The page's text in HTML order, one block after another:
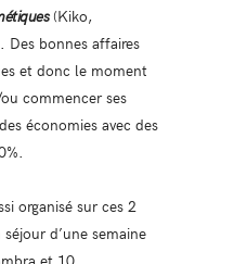
(Kiko,
bonnes affaires
et donc le moment
commencer ses
économies avec des
organisé sur ces 2
d’une semaine
et 10